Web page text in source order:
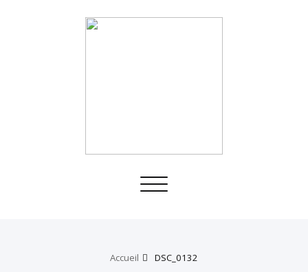
Toggle
Accueil DSC_0132